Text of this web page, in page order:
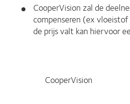
CooperVision zal de
compenseren (ex
de prijs valt kan hiervoor
CooperVision